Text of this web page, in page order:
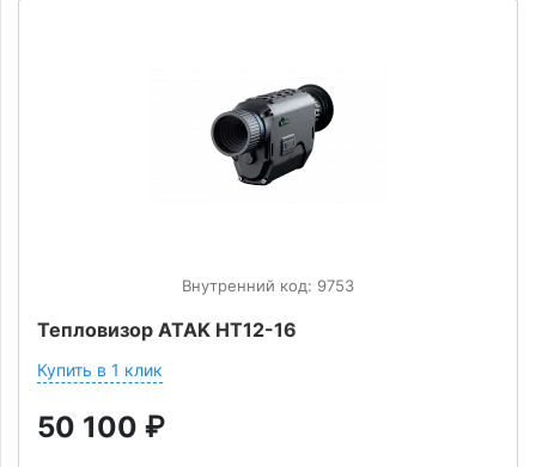
Внутренний код: 9753
Тепловизор ATAK HT12-16
Купить в 1 клик
50 100 ₽